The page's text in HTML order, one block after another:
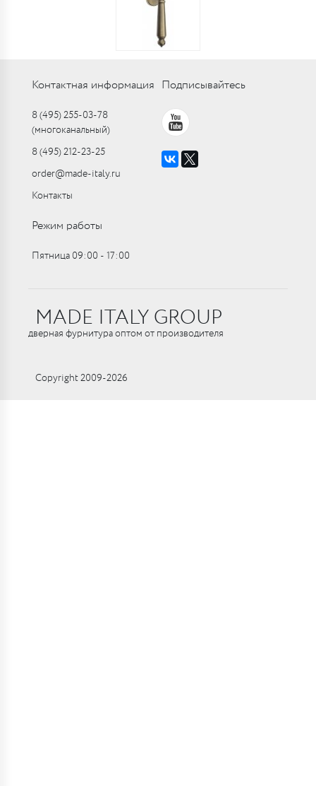
Контактная информация
8 (495) 255-03-78
(многоканальный)
8 (495) 212-23-25
order@made-italy.ru
Контакты
Подписывайтесь
Режим работы
Пятница 09:00 ‑ 17:00
MADE ITALY GROUP
дверная фурнитура оптом от производителя
Copyright 2009-2026